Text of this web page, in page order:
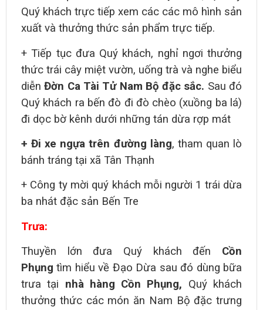
Quý khách trực tiếp xem các các mô hình sản
xuất và thưởng thức sản phẩm trực tiếp.
+ Tiếp tục đưa Quý khách, nghỉ ngơi thưởng
thức trái cây miệt vườn, uống trà và nghe biểu
diễnĐờn Ca Tài Tử Nam Bộ đặc sắc. Sau đó
Quý khách ra bến đò đi đò chèo (xuồng ba lá)
đi dọc bờ kênh dưới những tán dừa rợp mát
+ Đi xe ngựa trên đường làng, tham quan lò
bánh tráng tại xã Tân Thạnh
+ Công ty mời quý khách mỗi người 1 trái dừa
ba nhát đặc sản Bến Tre
Trưa:
Thuyền lớn đưa Quý khách đến Cồn
Phụng tìm hiểuvề Đạo Dừa sau đó dùng bữa
trưa tại nhà hàng Cồn Phụng, Quý khách
thưởng thức các món ăn Nam Bộ đặc trưng